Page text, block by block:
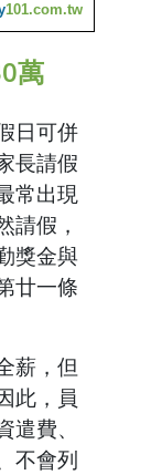
101.com.tw
萬
日可併
長請假
常出現
請假，
獎金與
廿一條
薪，但
此，員
費、
不會列